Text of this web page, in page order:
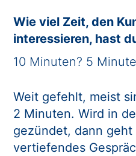
Wie viel Zeit, den
interessieren, hast
10 Minuten? 5
Weit gefehlt, meist
2 Minuten. Wird in
gezündet, dann geht
vertiefendes